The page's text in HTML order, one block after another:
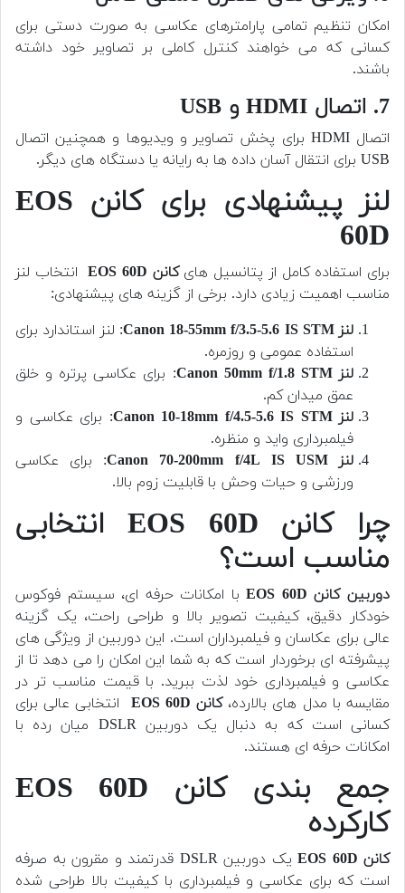
امکان تنظیم تمامی پارامترهای عکاسی به صورت دستی برای
کسانی که می خواهند کنترل کاملی بر تصاویر خود داشته
باشند.
7. اتصال HDMI و USB
اتصال HDMI برای پخش تصاویر و ویدیوها و همچنین اتصال
USB برای انتقال آسان داده ها به رایانه یا دستگاه های دیگر.
لنز پیشنهادی برای کانن EOS
60D
برای استفاده کامل از پتانسیل هایکانن EOS 60D
انتخاب لنز
مناسب اهمیت زیادی دارد. برخی از گزینه های پیشنهادی:
لنز Canon 18-55mm f/3.5-5.6 IS STM
: لنز استاندارد برای
استفاده عمومی و روزمره.
لنز Canon 50mm f/1.8 STM
: برای عکاسی پرتره و خلق
عمق میدان کم.
لنز Canon 10-18mm f/4.5-5.6 IS STM
: برای عکاسی و
فیلمبرداری واید و منظره.
لنز Canon 70-200mm f/4L IS USM
: برای عکاسی
ورزشی و حیات وحش با قابلیت زوم بالا.
چرا کانن EOS 60D انتخابی
مناسب است؟
دوربین کانن EOS 60D
با امکانات حرفه ای، سیستم فوکوس
خودکار دقیق، کیفیت تصویر بالا و طراحی راحت، یک گزینه
عالی برای عکاسان و فیلمبرداران است. این دوربین از ویژگی های
پیشرفته ای برخوردار است که به شما این امکان را می دهد تا از
عکاسی و فیلمبرداری خود لذت ببرید. با قیمت مناسب تر در
مقایسه با مدل های بالارده،کانن EOS 60D
انتخابی عالی برای
کسانی است که به دنبال یک دوربین DSLR میان رده با
امکانات حرفه ای هستند.
جمع بندی کانن EOS 60D
کارکرده
کانن EOS 60D
یک دوربین DSLR قدرتمند و مقرون به صرفه
است که برای عکاسی و فیلمبرداری با کیفیت بالا طراحی شده